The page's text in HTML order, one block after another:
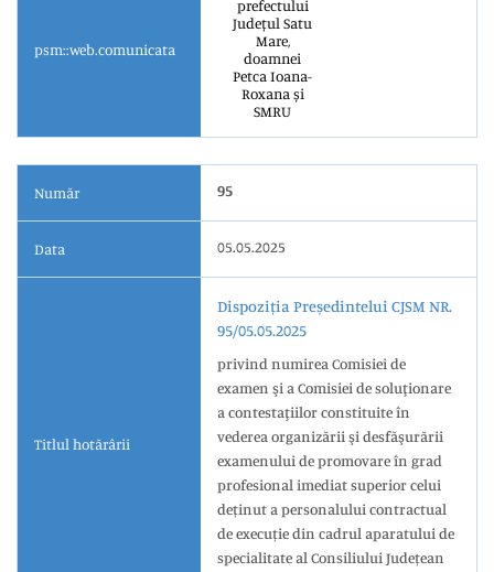
psm::web.comunicata
prefectului
Județul Satu
Mare,
doamnei
Petca Ioana-
Roxana și
SMRU
Număr 95
Data 05.05.2025
Titlul hotărârii
Dispoziția Președintelui CJSM NR.
95/05.05.2025
privind numirea Comisiei de
examen şi a Comisiei de soluţionare
a contestaţiilor constituite în
vederea organizării şi desfăşurării
examenului de promovare în grad
profesional imediat superior celui
deținut a personalului contractual
de execuție din cadrul aparatului de
specialitate al Consiliului Județean